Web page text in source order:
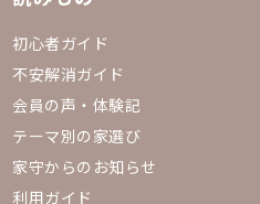
初心者ガイド
不安解消ガイド
会員の声・体験記
テーマ別の家選び
家守からのお知らせ
利用ガイド